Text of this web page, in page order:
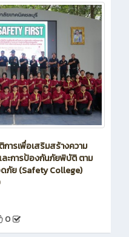
ารเพื่อเสริมสร้างความ
ะการป้องกันภัยพิบัติ ตาม
ภัย (Safety College)
0